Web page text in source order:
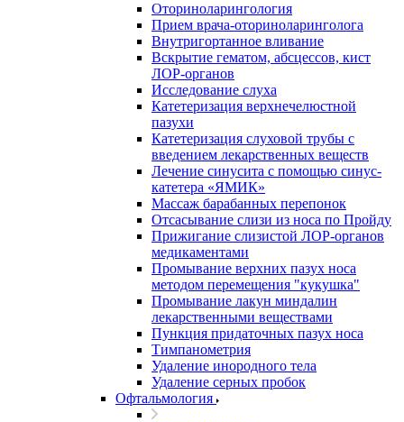
Оториноларингология
Прием врача-оториноларинголога
Внутригортанное вливание
Вскрытие гематом, абсцессов, кист
ЛОР-органов
Исследование слуха
Катетеризация верхнечелюстной
пазухи
Катетеризация слуховой трубы с
введением лекарственных веществ
Лечение синусита с помощью синус-
катетера «ЯМИК»
Массаж барабанных перепонок
Отсасывание слизи из носа по Пройду
Прижигание слизистой ЛОР-органов
медикаментами
Промывание верхних пазух носа
методом перемещения "кукушка"
Промывание лакун миндалин
лекарственными веществами
Пункция придаточных пазух носа
Тимпанометрия
Удаление инородного тела
Удаление серных пробок
Офтальмология